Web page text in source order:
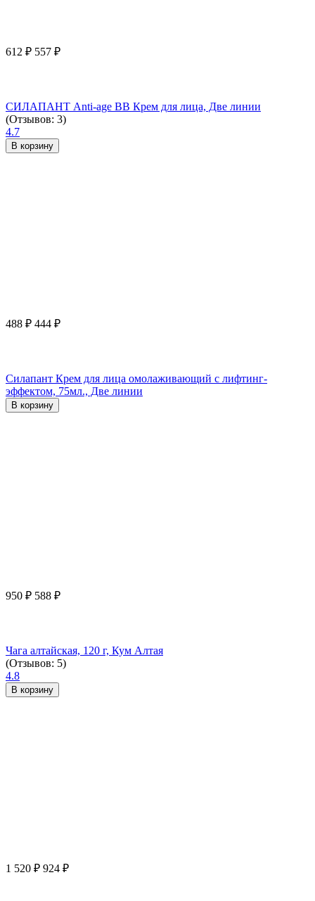
612 ₽ 557 ₽
СИЛАПАНТ Anti-age ВВ Крем для лица, Две линии
(Отзывов: 3)
4.7
В корзину
488 ₽ 444 ₽
Силапант Крем для лица омолаживающий с лифтинг-
эффектом, 75мл., Две линии
В корзину
950 ₽ 588 ₽
Чага алтайская, 120 г, Кум Алтая
(Отзывов: 5)
4.8
В корзину
1 520 ₽ 924 ₽